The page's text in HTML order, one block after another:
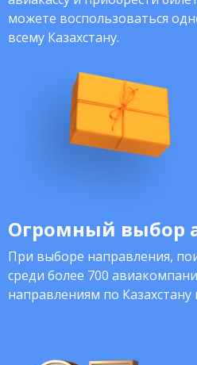
можете воспользоваться
всему Казахстану.
Огромный выбор
При выборе направления,
среди более 700
направлениям по Казахстану